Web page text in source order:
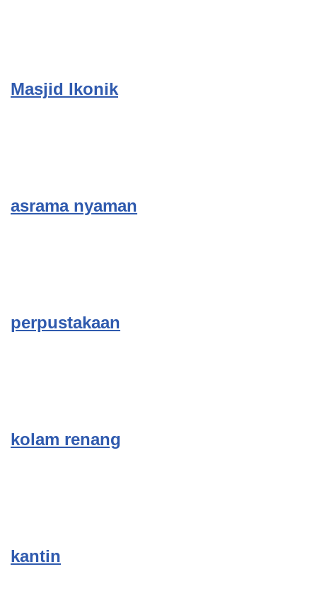
Masjid Ikonik
asrama nyaman
perpustakaan
kolam renang
kantin